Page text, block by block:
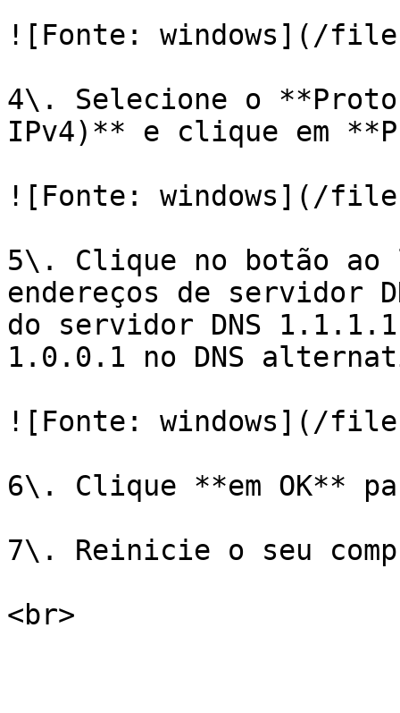
![Fonte: windows](/files/
4\. Selecione o
IPv4)** e clique em
![Fonte: windows](/files/
5\. Clique no botão ao
endereços de servidor
do servidor DNS
1.0.0.1 no DNS
![Fonte: windows](/files/
6\. Clique **em OK**
7\. Reinicie o seu